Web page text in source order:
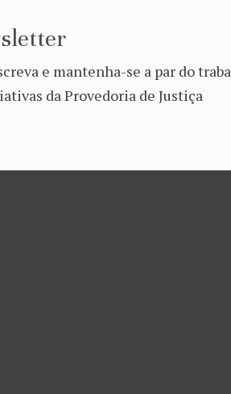
e mantenha-se a par do
da Provedoria de Justiça